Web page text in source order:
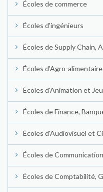
Écoles de commerce
Écoles d'ingénieurs
Écoles de Supply Chain,
Écoles d'Agro-
Écoles d'Animation et
Écoles de Finance,
Écoles d'Audiovisuel et
Écoles de
Écoles de Comptabilité,